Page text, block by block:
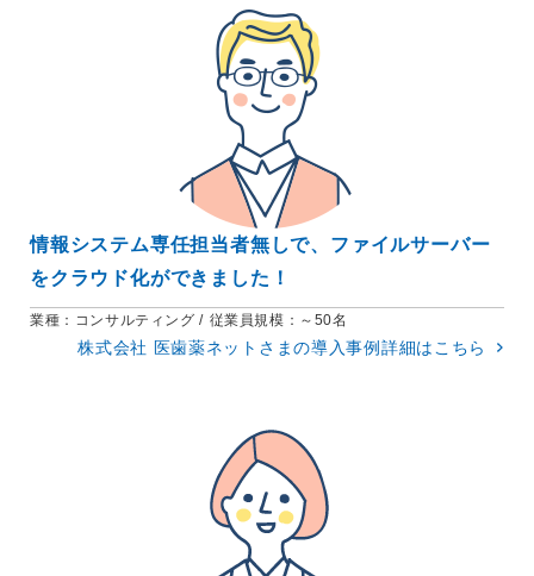
情報システム専任担当者無しで、ファイルサーバー
をクラウド化ができました！
業種： コンサルティング 従業員規模： ～50名
株式会社 医歯薬ネットさまの導入事例詳細はこちら